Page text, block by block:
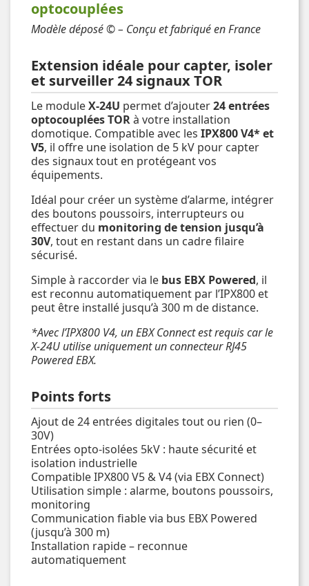
optocouplées
Modèle déposé © – Conçu et fabriqué en France
Extension idéale pour capter, isoler
et surveiller 24 signaux TOR
Le moduleX-24U permet d’ajouter24 entrées
optocouplées TORà votre installation
domotique. Compatible avec les IPX800 V4* et
V5, il offre une isolation de 5 kV pour capter
des signaux tout en protégeant vos
équipements.
Idéal pour créer un système d’alarme, intégrer
des boutons poussoirs, interrupteurs ou
effectuer du monitoring de tension jusqu’à
30V, tout en restant dans un cadre filaire
sécurisé.
Simple à raccorder via le bus EBX Powered, il
est reconnu automatiquement par l’IPX800 et
peut être installé jusqu’à 300 m de distance.
*Avec l’IPX800 V4, un EBX Connect est requis car le
X-24U utilise uniquement un connecteur RJ45
Powered EBX.
Points forts
Ajout de 24 entrées digitales tout ou rien (0–
30V)
Entrées opto-isolées 5kV : haute sécurité et
isolation industrielle
Compatible IPX800 V5 & V4 (via EBX Connect)
Utilisation simple : alarme, boutons poussoirs,
monitoring
Communication fiable via bus EBX Powered
(jusqu’à 300 m)
Installation rapide – reconnue
automatiquement